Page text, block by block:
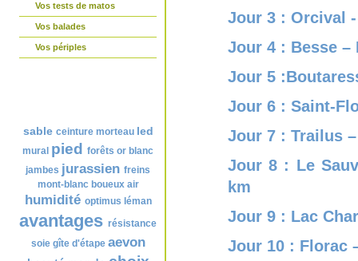
Vos tests de matos
Vos balades
Vos périples
sable ceinture morteau led
mural pied forêts or blanc
jambes jurassien freins
mont-blanc boueux air
humidité optimus léman
avantages résistance
soie gîte d'étape aevon
Jour 3 : Orcival
Jour 4 : Besse –
Jour 5
Jour 6 : Saint-
Jour 7 : Trailus
Jour 8 : Le
km
Jour 9 : Lac
Jour 10 : Florac